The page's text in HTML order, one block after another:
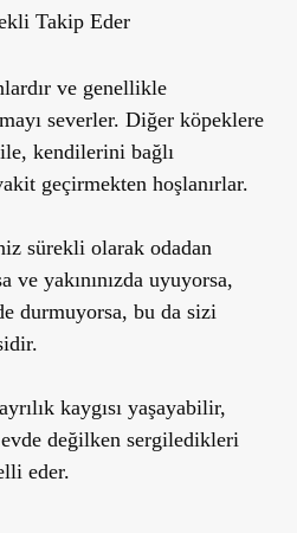
Takip Eder
ve genellikle
severler. Diğer köpeklere
kendilerini bağlı
geçirmekten hoşlanırlar.
sürekli olarak odadan
yakınınızda uyuyorsa,
durmuyorsa, bu da sizi
ayrılık kaygısı yaşayabilir,
değilken sergiledikleri
eder.